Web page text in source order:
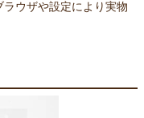
ウザや設定により実物